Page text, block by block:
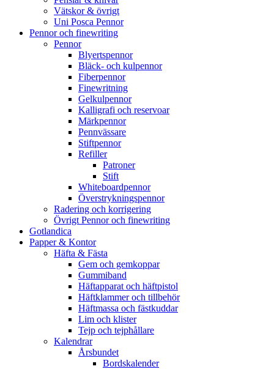
Vätskor & övrigt
Uni Posca Pennor
Pennor och finewriting
Pennor
Blyertspennor
Bläck- och kulpennor
Fiberpennor
Finewritning
Gelkulpennor
Kalligrafi och reservoar
Märkpennor
Pennvässare
Stiftpennor
Refiller
Patroner
Stift
Whiteboardpennor
Överstrykningspennor
Radering och korrigering
Övrigt Pennor och finewriting
Gotlandica
Papper & Kontor
Häfta & Fästa
Gem och gemkoppar
Gummiband
Häftapparat och häftpistol
Häftklammer och tillbehör
Häftmassa och fästkuddar
Lim och klister
Tejp och tejphållare
Kalendrar
Årsbundet
Bordskalender